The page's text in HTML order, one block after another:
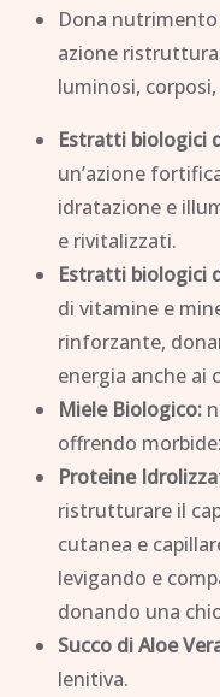
Dona nutrimento
azione
luminosi,
Estratti biologici
un’azione
idratazione e
e rivitalizzati.
Estratti biologici
di vitamine e
rinforzante,
energia anche ai
Miele Biologico:
offrendo
Proteine
ristrutturare il
cutanea e
levigando e
donando una
Succo di Aloe
lenitiva.